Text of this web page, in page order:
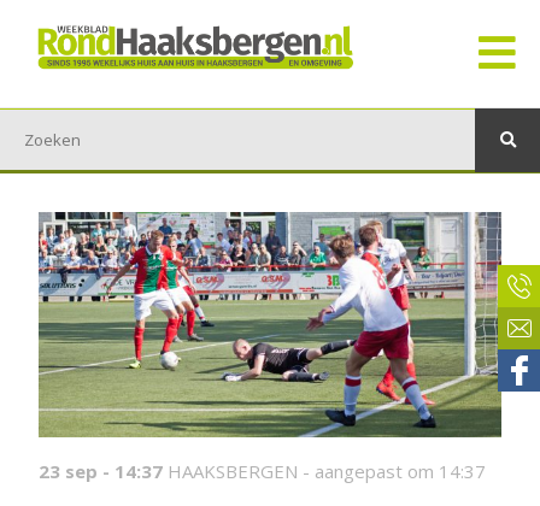
23 sep - 14:37 HAAKSBERGEN - aangepast om 14:37